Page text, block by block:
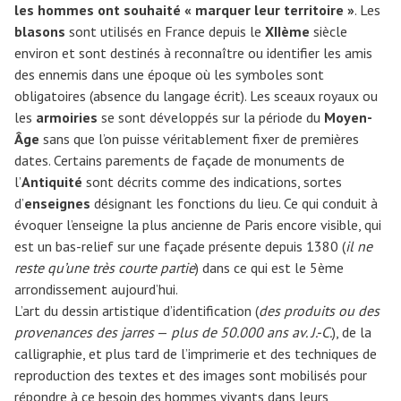
les hommes ont souhaité « marquer leur territoire ». Les
blasons sont utilisés en France depuis le XIIème siècle
environ et sont destinés à reconnaître ou identifier les amis
des ennemis dans une époque où les symboles sont
obligatoires (absence du langage écrit). Les sceaux royaux ou
les armoiries se sont développés sur la période duMoyen-
Âge sans que l’on puisse véritablement fixer de premières
dates. Certains parements de façade de monuments de
l’Antiquité sont décrits comme des indications, sortes
d’enseignes désignant les fonctions du lieu. Ce qui conduit à
évoquer l’enseigne la plus ancienne de Paris encore visible, qui
est un bas-relief sur une façade présente depuis 1380 (il ne
reste qu’une très courte partie) dans ce qui est le 5ème
arrondissement aujourd’hui.
L’art du dessin artistique d’identification (des produits ou des
provenances des jarres— plus de 50.000 ans av. J.-C.), de la
calligraphie, et plus tard de l’imprimerie et des techniques de
reproduction des textes et des images sont mobilisés pour
répondre à ce besoin des hommes vivants dans leurs